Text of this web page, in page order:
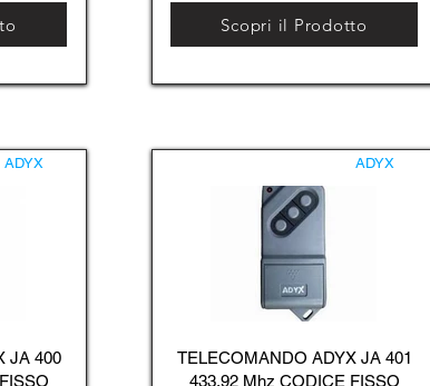
ADYX
JA 400
Scopri il Prodotto
ADYX
TELECOMANDO ADYX JA 401
433.92 Mhz CODICE FISSO